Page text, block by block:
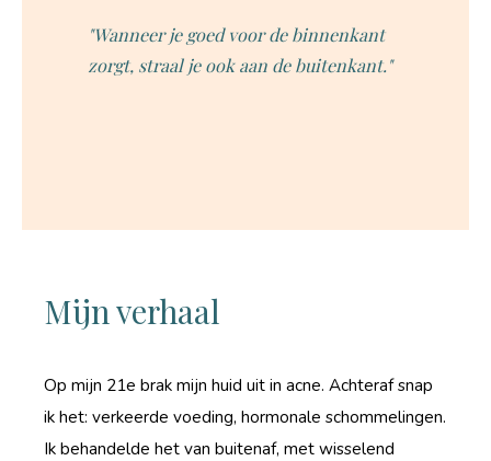
"Wanneer je goed voor de binnenkant
zorgt, straal je ook aan de buitenkant."
Mijn verhaal
Op mijn 21e brak mijn huid uit in acne. Achteraf snap
ik het: verkeerde voeding, hormonale schommelingen.
Ik behandelde het van buitenaf, met wisselend